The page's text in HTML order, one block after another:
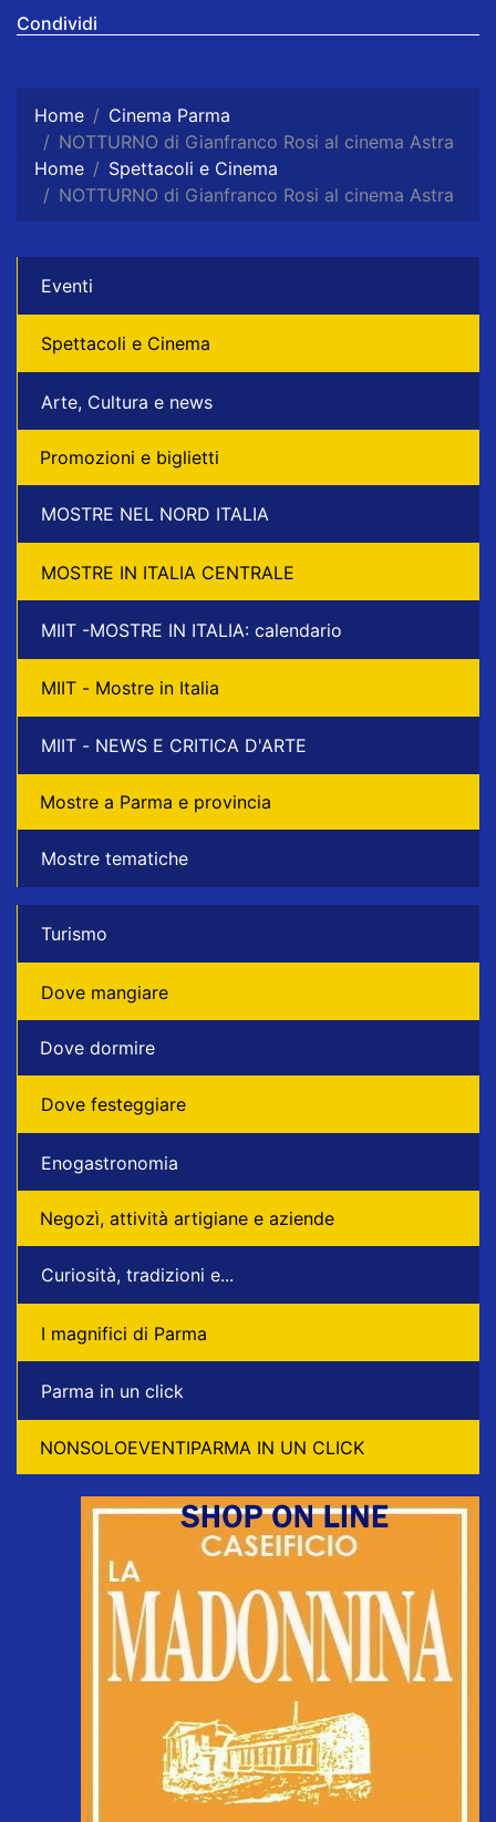
Condividi
Home
Cinema Parma
NOTTURNO di Gianfranco Rosi al cinema Astra
Home
Spettacoli e Cinema
NOTTURNO di Gianfranco Rosi al cinema Astra
Eventi
Spettacoli e Cinema
Arte, Cultura e news
Promozioni e biglietti
MOSTRE NEL NORD ITALIA
MOSTRE IN ITALIA CENTRALE
MIIT -MOSTRE IN ITALIA: calendario
MIIT - Mostre in Italia
MIIT - NEWS E CRITICA D'ARTE
Mostre a Parma e provincia
Mostre tematiche
Turismo
Dove mangiare
Dove dormire
Dove festeggiare
Enogastronomia
Negozì, attività artigiane e aziende
Curiosità, tradizioni e...
I magnifici di Parma
Parma in un click
NONSOLOEVENTIPARMA IN UN CLICK